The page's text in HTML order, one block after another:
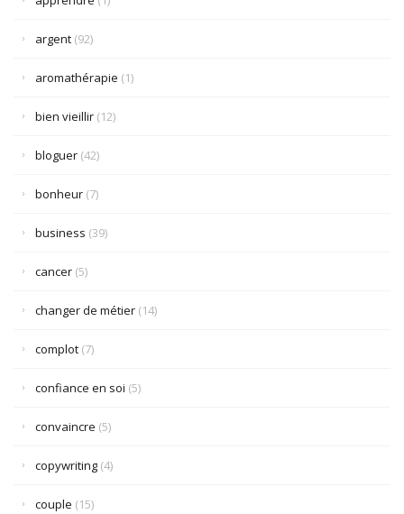
argent (92)
aromathérapie (1)
bien vieillir (12)
bloguer (42)
bonheur (7)
business (39)
cancer (5)
changer de métier (14)
complot (7)
confiance en soi (5)
convaincre (5)
copywriting (4)
couple (15)